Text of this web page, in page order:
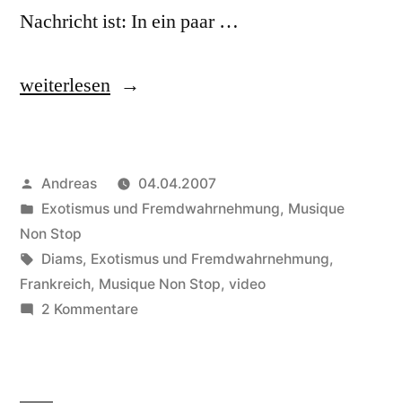
Nachricht ist: In ein paar …
„Diam’s
France
à
Moi“
weiterlesen
Veröffentlicht
von
Andreas
04.04.2007
Veröffentlicht
in
Exotismus und Fremdwahrnehmung, Musique
Non Stop
Schlagwörter:
Diams, Exotismus und Fremdwahrnehmung,
Frankreich, Musique Non Stop, video
2 Kommentarezu